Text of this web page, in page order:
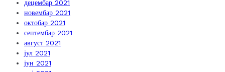
децембар 2021
новембар 2021
октобар 2021
септембар 2021
август 2021
јул 2021
јун 2021